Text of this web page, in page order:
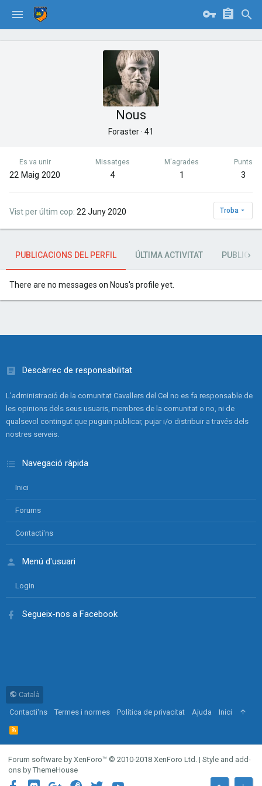
Nous
Foraster· 41
Es va unir
22 Maig 2020
Missatges
4
M'agrades
1
Punts
3
Vist per últim cop 22 Juny 2020 Troba
PUBLICACIONS DEL PERFIL ÚLTIMA ACTIVITAT
There are no messages on Nous's profile yet.
Descàrrec de responsabilitat
L'administració de la comunitat Cavallers del Cel no es fa responsable de
les opinions dels seus usuaris, membres de la comunitat o no, ni de
qualsevol contingut que puguin publicar, pujar i/o distribuir a través dels
nostres serveis.
Navegació ràpida
Inici
Forums
Contacti'ns
Menú d'usuari
Login
Segueix-nos a Facebook
Català
Contacti'ns
Termes i normes Política de privacitat Ajuda Inici
R
S
S
Forum software by XenForo™ © 2010-2018 XenForo Ltd. | Style and add-
ons by ThemeHouse